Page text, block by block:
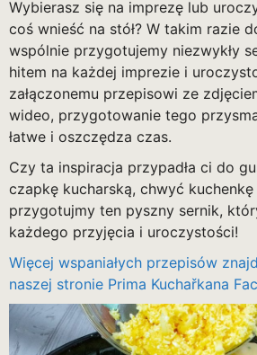
Wybierasz się na imprezę lub
coś wnieść na stół? W takim razie
wspólnie przygotujemy niezwykły
hitem na każdej imprezie i
załączonemu przepisowi ze
wideo, przygotowanie tego
łatwe i oszczędza czas.
Czy ta inspiracja przypadła ci do
czapkę kucharską, chwyć
przygotujmy ten pyszny sernik,
każdego przyjęcia i uroczystości!
Więcej wspaniałych przepisów
naszej stronie Prima Kuchařkana